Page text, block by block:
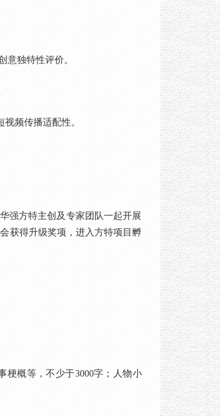
意独特性评价。
频传播适配性。
强方特主创及专家团队一起开展
获得升级奖项，进入方特项目孵
概等，不少于3000字；人物小